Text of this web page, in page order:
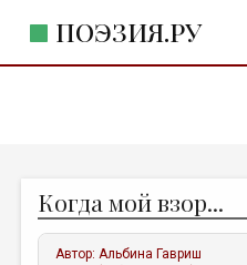
ПОЭЗИЯ.РУ
ЖАНРЫ
АВТОРЫ
Когда мой взор...
Автор:Альбина Гавриш